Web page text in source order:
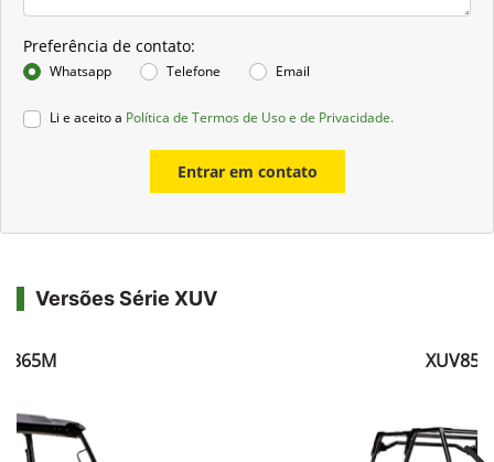
Preferência de contato:
Whatsapp Telefone Email
Li e aceito a Política de Termos de Uso e de Privacidade.
Entrar em contato
Versões Série XUV